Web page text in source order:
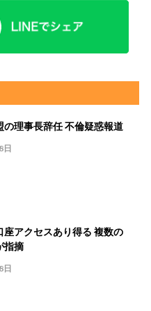
の理事長辞任 不倫疑惑報道
日
座アクセスあり得る 複数の
指摘
日